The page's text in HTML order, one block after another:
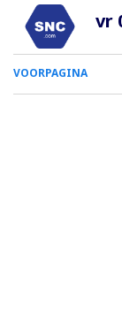
vr
0
Smartphone
VOORPAGINA